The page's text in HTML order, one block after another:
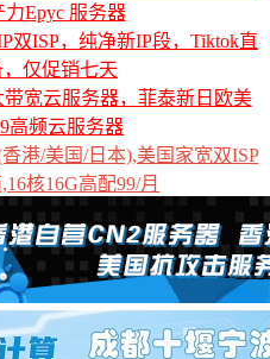
Epyc 服务器
双ISP，纯净新IP段，Tiktok直
仅促销七天
宽云服务器，菲泰新日欧美
高频云服务器
港/美国/日本),美国家宽双ISP
核16G高配99/月